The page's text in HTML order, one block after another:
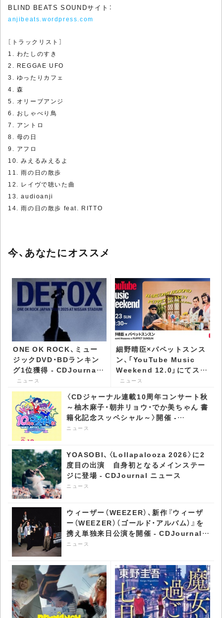
BLIND BEATS SOUNDサイト：
anjibeats.wordpress.com
［トラックリスト］
1. わたしのすき
2. REGGAE UFO
3. ゆったりカフェ
4. 森
5. オリーブアンジ
6. おしゃべり鳥
7. アントロ
8. 母の日
9. アフロ
10. みえるみえるよ
11. 雨の日の散歩
12. レイヴで聴いた曲
13. audioanji
14. 雨の日の散歩 feat. RITTO
今、あなたにオススメ
ONE OK ROCK、ミュー
ジックDVD・BDランキン
グ1位獲得 - CDJournal
ニュース
ニュース
細野晴臣×パペットスンス
ン、「YouTube Music
Weekend 12.0」にてスペ
シャルトークが実現 -
CDJournal ニュース
ニュース
〈CDジャーナル連載10周年コンサート秋
～柚木麻子・朝井リョウ・でか美ちゃん 書
籍化記念スッペシャル～〉開催 -
CDJournal ニュース
ニュース
YOASOBI、〈Lollapalooza 2026〉に2
度目の出演 自身初となるメインステー
ジに登場 - CDJournal ニュース
ニュース
ウィーザー（WEEZER）、新作『ウィーザ
ー（WEEZER）（ゴールド・アルバム）』を
携え単独来日公演を開催 - CDJournal
ニュース
ニュース